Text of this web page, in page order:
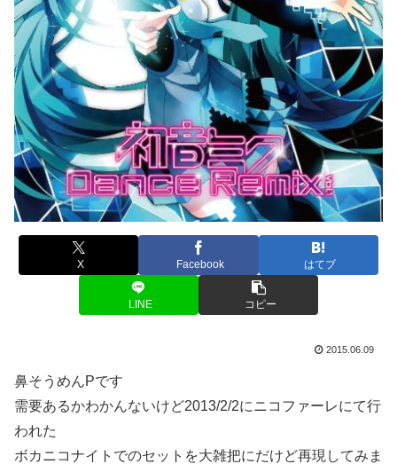
X Facebook はてブ
LINE コピー
2015.06.09
鼻そうめんPです
需要あるかわかんないけど2013/2/2にニコファーレにて行
われた
ボカニコナイトでのセットを大雑把にだけど再現してみま